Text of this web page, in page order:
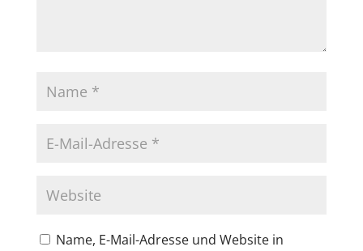
Name, E-Mail-Adresse und Website in